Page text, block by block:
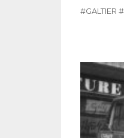
#GALTIER